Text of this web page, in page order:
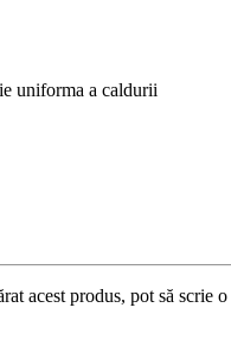
uniforma a caldurii
acest produs, pot să scrie o